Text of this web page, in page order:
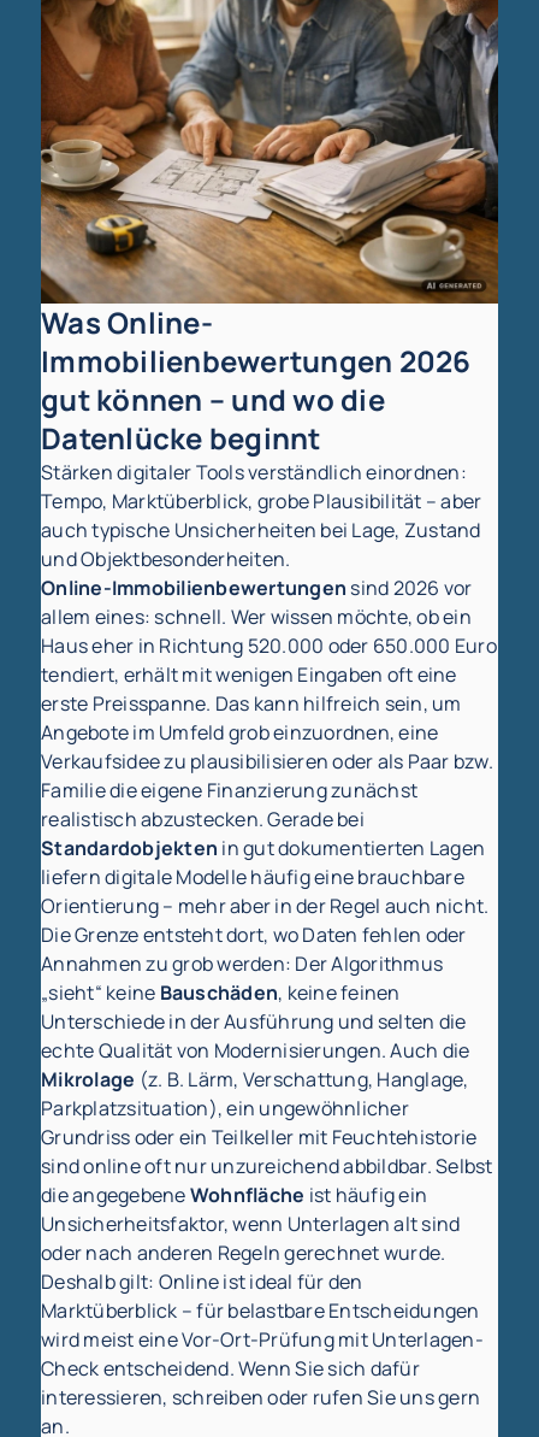
Was Online-
Immobilienbewertungen 2026
gut können – und wo die
Datenlücke beginnt
Stärken digitaler Tools verständlich einordnen:
Tempo, Marktüberblick, grobe Plausibilität – aber
auch typische Unsicherheiten bei Lage, Zustand
und Objektbesonderheiten.
Online-Immobilienbewertungen sind 2026 vor
allem eines: schnell. Wer wissen möchte, ob ein
Haus eher in Richtung 520.000 oder 650.000 Euro
tendiert, erhält mit wenigen Eingaben oft eine
erste Preisspanne. Das kann hilfreich sein, um
Angebote im Umfeld grob einzuordnen, eine
Verkaufsidee zu plausibilisieren oder als Paar bzw.
Familie die eigene Finanzierung zunächst
realistisch abzustecken. Gerade bei
Standardobjekten in gut dokumentierten Lagen
liefern digitale Modelle häufig eine brauchbare
Orientierung – mehr aber in der Regel auch nicht.
Die Grenze entsteht dort, wo Daten fehlen oder
Annahmen zu grob werden: Der Algorithmus
„sieht“ keine Bauschäden, keine feinen
Unterschiede in der Ausführung und selten die
echte Qualität von Modernisierungen. Auch die
Mikrolage (z. B. Lärm, Verschattung, Hanglage,
Parkplatzsituation), ein ungewöhnlicher
Grundriss oder ein Teilkeller mit Feuchtehistorie
sind online oft nur unzureichend abbildbar. Selbst
die angegebeneWohnfläche ist häufig ein
Unsicherheitsfaktor, wenn Unterlagen alt sind
oder nach anderen Regeln gerechnet wurde.
Deshalb gilt: Online ist ideal für den
Marktüberblick – für belastbare Entscheidungen
wird meist eine Vor-Ort-Prüfung mit Unterlagen-
Check entscheidend. Wenn Sie sich dafür
interessieren, schreiben oder rufen Sie uns gern
an.